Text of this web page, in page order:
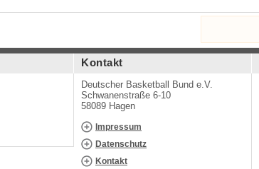
Kontakt
Deutscher Basketball Bund e.V.
Schwanenstraße 6-10
58089 Hagen
Impressum
Datenschutz
Kontakt